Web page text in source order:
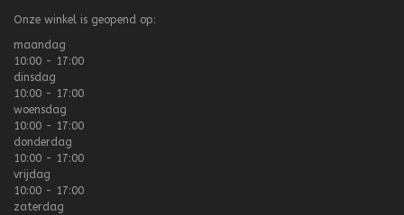
Onze winkel is geopend op:
maandag
10:00 - 17:00
dinsdag
10:00 - 17:00
woensdag
10:00 - 17:00
donderdag
10:00 - 17:00
vrijdag
10:00 - 17:00
zaterdag